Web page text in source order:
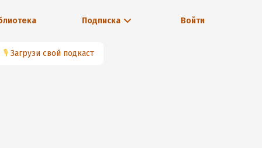
Подписка Войти
🎙 Загрузи свой подкаст